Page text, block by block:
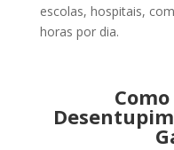
escolas, hospitais,
horas por dia.